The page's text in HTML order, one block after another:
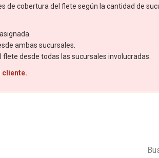
cobertura del flete según la cantidad de
ambas sucursales.
flete desde todas las sucursales involucradas.
cliente.